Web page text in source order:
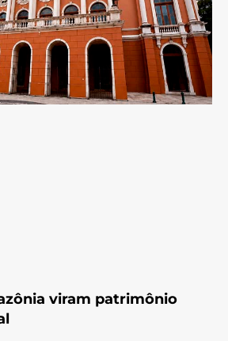
viram patrimônio